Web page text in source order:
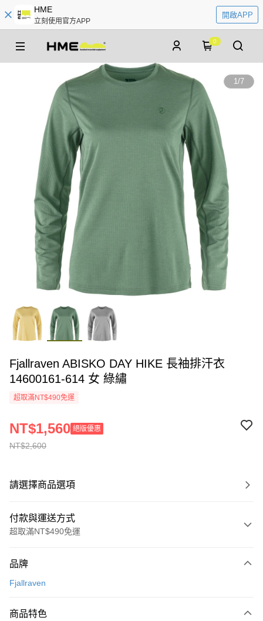
HME
立刻使用官方APP
開啟APP
0
1/7
Fjallraven ABISKO DAY HIKE 長袖排汗衣
14600161-614 女 綠繡
超取滿NT$490免運
NT$2,600
NT$1,560 絕版優惠
請選擇商品選項
付款與運送方式
超取滿NT$490免運
信用卡一次付款
3 期 0 利率 每期
品牌
Fjallraven
商品特色